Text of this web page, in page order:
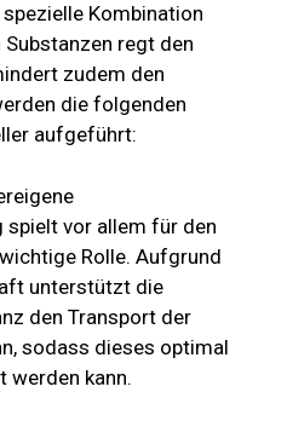
Kombination
regt den
zudem den
die folgenden
aufgeführt:
spielt vor allem für den
Rolle. Aufgrund
unterstützt die
den Transport der
sodass dieses optimal
werden kann.